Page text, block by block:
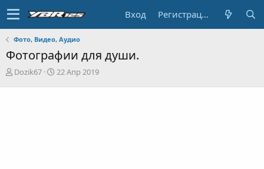
Вход Регистрация
Фото, Видео, Аудио
Фотографии для души.
А
Dozik67
Д
22 Апр 2019